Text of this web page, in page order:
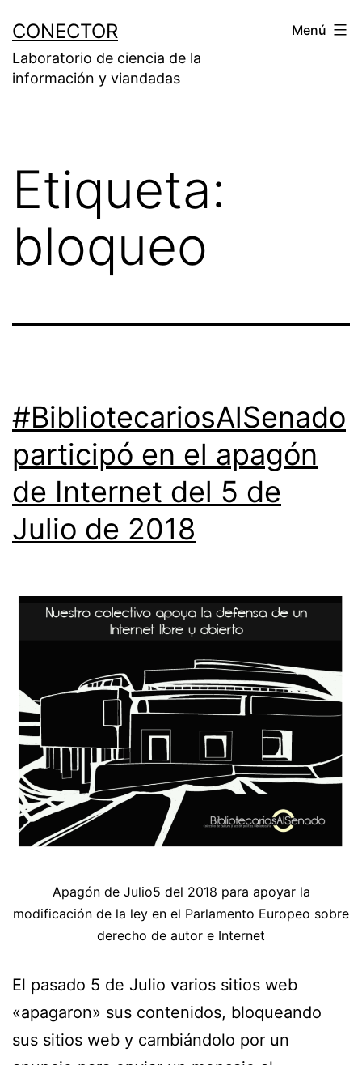
contenido
CONECTOR
Laboratorio de ciencia de la
información y viandadas
Menú
Etiqueta:
bloqueo
#BibliotecariosAlSenado
participó en el apagón
de Internet del 5 de
Julio de 2018
Apagón de Julio5 del 2018 para apoyar la
modificación de la ley en el Parlamento Europeo sobre
derecho de autor e Internet
El pasado 5 de Julio varios sitios web
«apagaron» sus contenidos, bloqueando
sus sitios web y cambiándolo por un